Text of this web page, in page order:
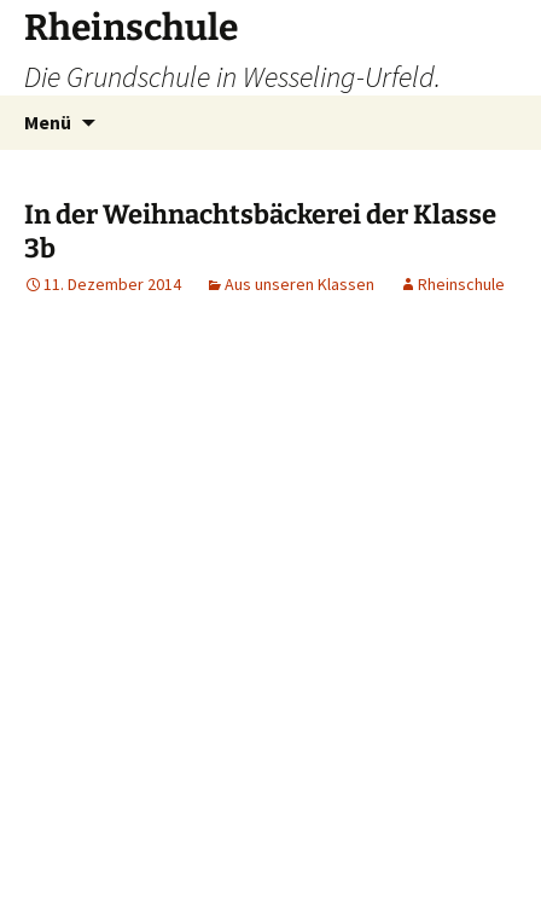
Zum
Inhalt
springen
Rheinschule
Die Grundschule in Wesseling-Urfeld.
Menü
In der Weihnachtsbäckerei der Klasse
3b
11. Dezember 2014 Aus unseren Klassen Rheinschule